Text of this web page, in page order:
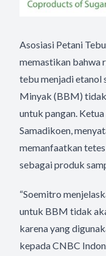
Asosiasi Petani
memastikan bahwa
tebu menjadi etanol
Minyak (BBM)
untuk pangan.
Samadikoen,
memanfaatkan
sebagai produk
“Soemitro
untuk BBM tidak
karena yang
kepada CNBC